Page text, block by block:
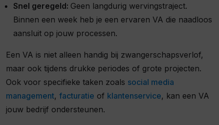
Snel geregeld: Geen langdurig wervingstraject.
Binnen een week heb je een ervaren VA die naadloos
aansluit op jouw processen.
Een VA is niet alleen handig bij zwangerschapsverlof,
maar ook tijdens drukke periodes of grote projecten.
Ook voor specifieke taken zoals social media
management, facturatie of klantenservice, kan een VA
jouw bedrijf ondersteunen.